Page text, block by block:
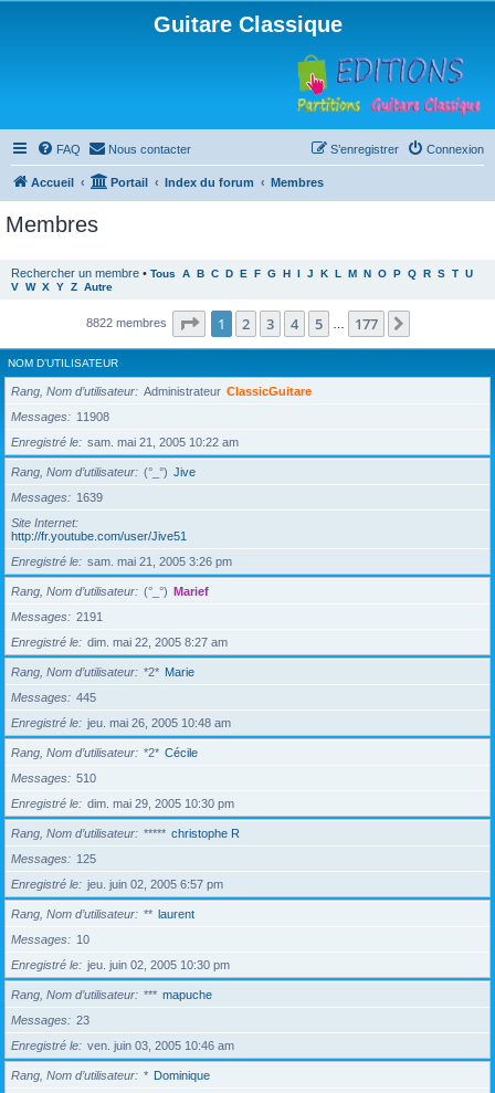
Guitare Classique
FAQ Nous contacter Connexion
S’enregistrer
Accueil Portail Index du forum Membres
Membres
Rechercher un membre • Tous A B C D E F G H I J K L M N O P Q R S T U
V W X Y Z Autre
8822 membres Page 1sur177
1 2 3 4 5 177
NOM D’UTILISATEUR
Rang, Nom d’utilisateur Administrateur ClassicGuitare
Messages
11908
Enregistré le
sam. mai 21, 2005 10:22 am
Rang, Nom d’utilisateur (°_°) Jive
Messages
1639
Site Internet
http://fr.youtube.com/user/Jive51
Enregistré le
sam. mai 21, 2005 3:26 pm
Rang, Nom d’utilisateur (°_°) Marief
Messages
2191
Enregistré le
dim. mai 22, 2005 8:27 am
Rang, Nom d’utilisateur *2* Marie
Messages
445
Enregistré le
jeu. mai 26, 2005 10:48 am
Rang, Nom d’utilisateur *2* Cécile
Messages
510
Enregistré le
dim. mai 29, 2005 10:30 pm
Rang, Nom d’utilisateur ***** christophe R
Messages
125
Enregistré le
jeu. juin 02, 2005 6:57 pm
Rang, Nom d’utilisateur ** laurent
Messages
10
Enregistré le
jeu. juin 02, 2005 10:30 pm
Rang, Nom d’utilisateur *** mapuche
Messages
23
Enregistré le
ven. juin 03, 2005 10:46 am
Rang, Nom d’utilisateur * Dominique